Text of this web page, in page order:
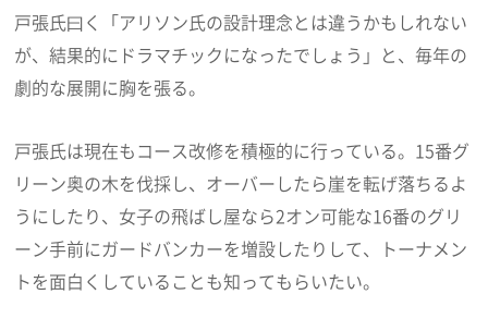
戸張氏曰く「アリソン氏の設計理念とは違うかもしれない
が、結果的にドラマチックになったでしょう」と、毎年の
劇的な展開に胸を張る。
戸張氏は現在もコース改修を積極的に行っている。15番グ
リーン奥の木を伐採し、オーバーしたら崖を転げ落ちるよ
うにしたり、女子の飛ばし屋なら2オン可能な16番のグリ
ーン手前にガードバンカーを増設したりして、トーナメン
トを面白くしていることも知ってもらいたい。